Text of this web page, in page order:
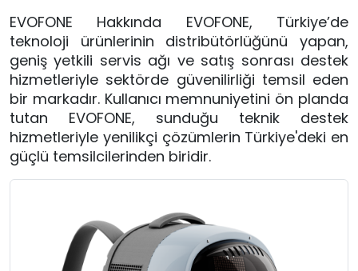
EVOFONE Hakkında EVOFONE, Türkiye’de
teknoloji ürünlerinin distribütörlüğünü yapan,
geniş yetkili servis ağı ve satış sonrası destek
hizmetleriyle sektörde güvenilirliği temsil eden
bir markadır. Kullanıcı memnuniyetini ön planda
tutan EVOFONE, sunduğu teknik destek
hizmetleriyle yenilikçi çözümlerin Türkiye'deki en
güçlü temsilcilerinden biridir.